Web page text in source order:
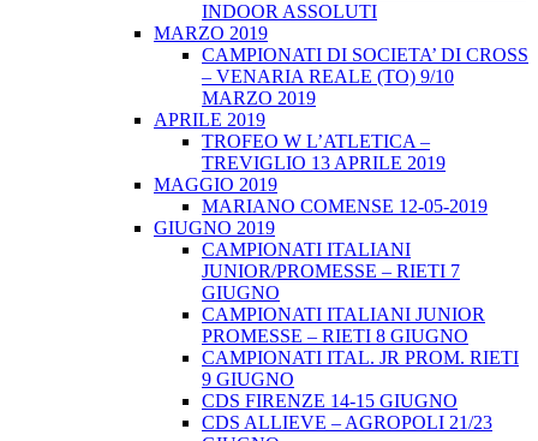
INDOOR ASSOLUTI
MARZO 2019
CAMPIONATI DI SOCIETA’ DI CROSS
– VENARIA REALE (TO) 9/10
MARZO 2019
APRILE 2019
TROFEO W L’ATLETICA –
TREVIGLIO 13 APRILE 2019
MAGGIO 2019
MARIANO COMENSE 12-05-2019
GIUGNO 2019
CAMPIONATI ITALIANI
JUNIOR/PROMESSE – RIETI 7
GIUGNO
CAMPIONATI ITALIANI JUNIOR
PROMESSE – RIETI 8 GIUGNO
CAMPIONATI ITAL. JR PROM. RIETI
9 GIUGNO
CDS FIRENZE 14-15 GIUGNO
CDS ALLIEVE – AGROPOLI 21/23